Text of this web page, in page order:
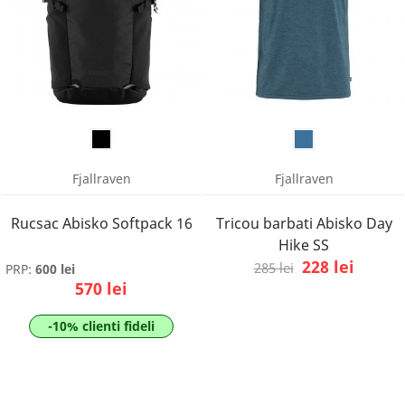
Fjallraven
Rucsac Abisko Softpack 16
PRP: 600 lei
570 lei
-10% clienti fideli
Fjallraven
Tricou barbati Abisko Day
Hike SS
285 lei 228 lei